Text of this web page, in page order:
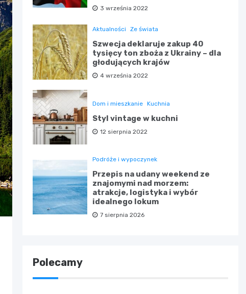
3 września 2022
Aktualności Ze świata
Szwecja deklaruje zakup 40
tysięcy ton zboża z Ukrainy – dla
głodujących krajów
4 września 2022
Dom i mieszkanie Kuchnia
Styl vintage w kuchni
12 sierpnia 2022
Podróże i wypoczynek
Przepis na udany weekend ze
znajomymi nad morzem:
atrakcje, logistyka i wybór
idealnego lokum
7 sierpnia 2026
Polecamy